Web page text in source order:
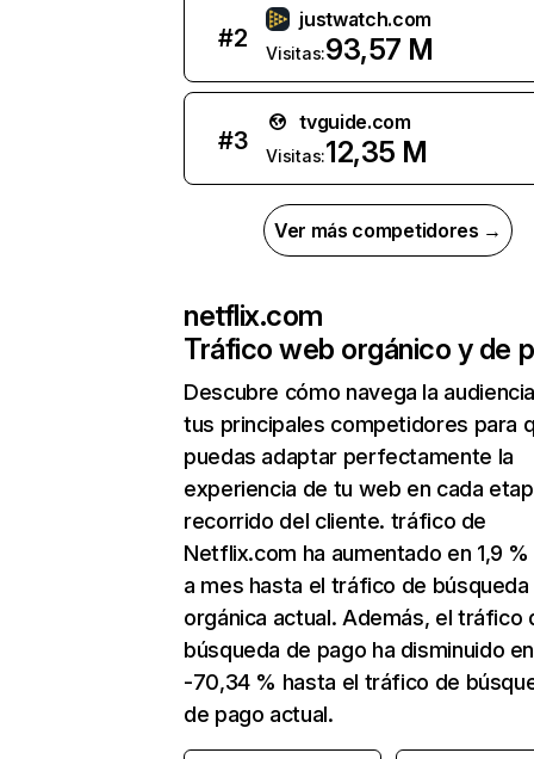
#2
justwatch.com
Visitas:93,57 M
#3
tvguide.com
Visitas:12,35 M
Ver más competidores →
netflix.com
Tráfico web orgánico y de
Descubre cómo navega la
tus principales competidores para
puedas adaptar perfectamente la
experiencia de tu web en cada
recorrido del cliente. tráfico de
Netflix.com ha aumentado en 1,9
a mes hasta el tráfico de búsqueda
orgánica actual. Además, el tráfico
búsqueda de pago ha disminuido en
-70,34 % hasta el tráfico de
de pago actual.